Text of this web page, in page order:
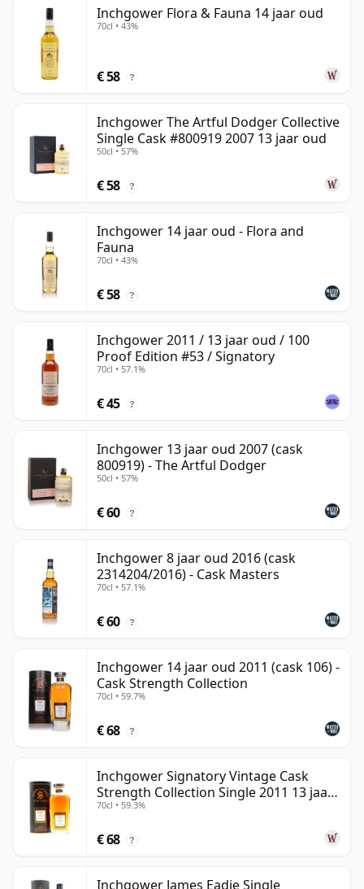
Inchgower Flora & Fauna 14 jaar oud
70cl • 43%
€ 58 ?
Inchgower The Artful Dodger Collective
Single Cask #800919 2007 13 jaar oud
50cl • 57%
€ 58 ?
Inchgower 14 jaar oud - Flora and
Fauna
70cl • 43%
€ 58 ?
Inchgower 2011 / 13 jaar oud / 100
Proof Edition #53 / Signatory
70cl • 57.1%
€ 45 ?
Inchgower 13 jaar oud 2007 (cask
800919) - The Artful Dodger
50cl • 57%
€ 60 ?
Inchgower 8 jaar oud 2016 (cask
2314204/2016) - Cask Masters
70cl • 57.1%
€ 60 ?
Inchgower 14 jaar oud 2011 (cask 106) -
Cask Strength Collection
70cl • 59.7%
€ 68 ?
Inchgower Signatory Vintage Cask
Strength Collection Single 2011 13 jaar
oud
70cl • 59.3%
€ 68 ?
Inchgower James Eadie Single